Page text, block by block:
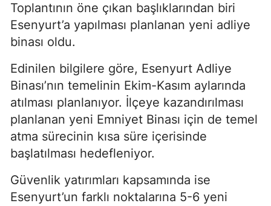
Toplantının öne çıkan başlıklarından biri
Esenyurt’a yapılması planlanan yeni adliye
binası oldu.
Edinilen bilgilere göre, Esenyurt Adliye
Binası’nın temelinin Ekim-Kasım aylarında
atılması planlanıyor. İlçeye kazandırılması
planlanan yeni Emniyet Binası için de temel
atma sürecinin kısa süre içerisinde
başlatılması hedefleniyor.
Güvenlik yatırımları kapsamında ise
Esenyurt’un farklı noktalarına 5-6 yeni